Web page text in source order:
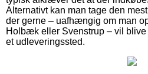
Alternativt kan man tage den
der gerne – uafhængig om man
Holbæk eller Svenstrup – vil blive
et udleveringssted.